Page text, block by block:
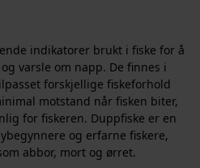
indikatorer brukt i fiske for å
varsle om napp. De finnes i
forskjellige fiskeforhold
motstand når fisken biter,
for fiskeren. Duppfiske er en
og erfarne fiskere,
abbor, mort og ørret.